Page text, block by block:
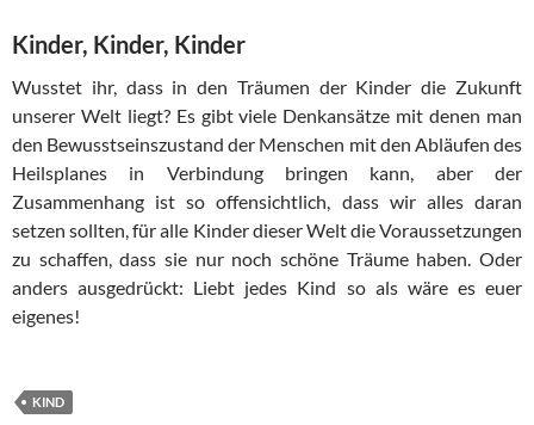
Kinder, Kinder, Kinder
Wusstet ihr, dass in den Träumen der Kinder die Zukunft
unserer Welt liegt? Es gibt viele Denkansätze mit denen man
den Bewusstseinszustand der Menschen mit den Abläufen des
Heilsplanes in Verbindung bringen kann, aber der
Zusammenhang ist so offensichtlich, dass wir alles daran
setzen sollten, für alle Kinder dieser Welt die Voraussetzungen
zu schaffen, dass sie nur noch schöne Träume haben. Oder
anders ausgedrückt: Liebt jedes Kind so als wäre es euer
eigenes!
KIND